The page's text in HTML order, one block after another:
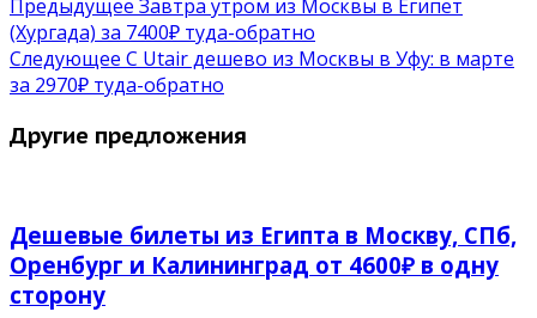
Предыдущее Завтра утром из Москвы в Египет
(Хургада) за 7400₽ туда-обратно
Следующее С Utair дешево из Москвы в Уфу: в марте
за 2970₽ туда-обратно
Другие предложения
Дешевые билеты из Египта в Москву, СПб,
Оренбург и Калининград от 4600₽ в одну
сторону